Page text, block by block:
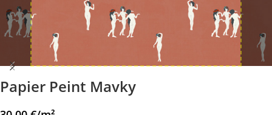
Papier Peint Mavky